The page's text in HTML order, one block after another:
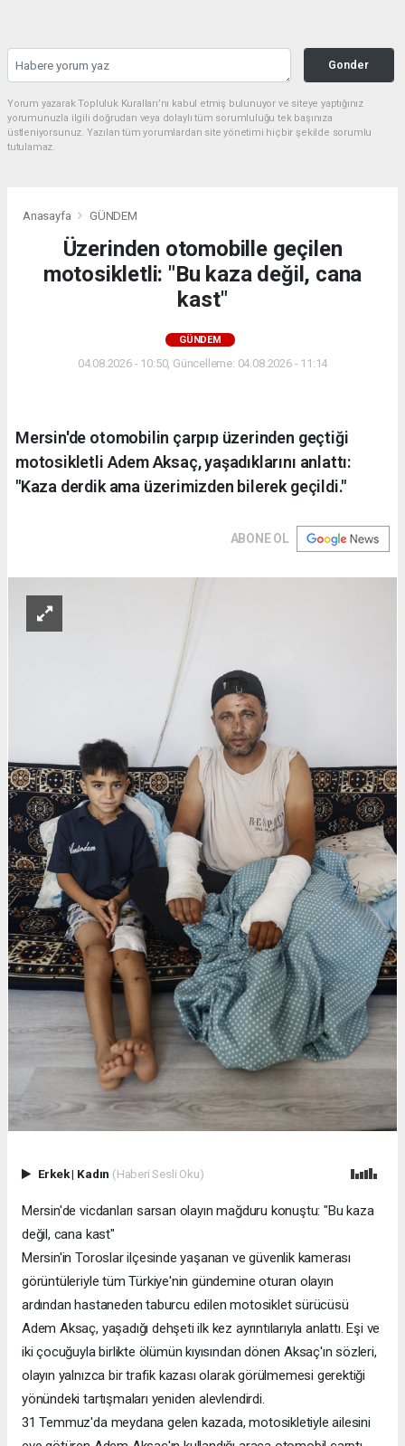
Gonder
Yorum yazarak Topluluk Kuralları’nı kabul etmiş bulunuyor ve siteye yaptığınız
yorumunuzla ilgili doğrudan veya dolaylı tüm sorumluluğu tek başınıza
üstleniyorsunuz. Yazılan tüm yorumlardan site yönetimi hiçbir şekilde sorumlu
tutulamaz.
Anasayfa GÜNDEM
Üzerinden otomobille geçilen
motosikletli: "Bu kaza değil, cana
kast"
GÜNDEM
04.08.2026 - 10:50, Güncelleme: 04.08.2026 - 11:14
Mersin'de otomobilin çarpıp üzerinden geçtiği
motosikletli Adem Aksaç, yaşadıklarını anlattı:
"Kaza derdik ama üzerimizden bilerek geçildi."
ABONE OL
Erkek| Kadın (Haberi Sesli Oku)
Mersin'de vicdanları sarsan olayın mağduru konuştu: "Bu kaza
değil, cana kast"
Mersin'in Toroslar ilçesinde yaşanan ve güvenlik kamerası
görüntüleriyle tüm Türkiye'nin gündemine oturan olayın
ardından hastaneden taburcu edilen motosiklet sürücüsü
Adem Aksaç, yaşadığı dehşeti ilk kez ayrıntılarıyla anlattı. Eşi ve
iki çocuğuyla birlikte ölümün kıyısından dönen Aksaç'ın sözleri,
olayın yalnızca bir trafik kazası olarak görülmemesi gerektiği
yönündeki tartışmaları yeniden alevlendirdi.
31 Temmuz'da meydana gelen kazada, motosikletiyle ailesini